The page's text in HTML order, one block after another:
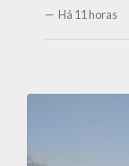
Há 11 horas